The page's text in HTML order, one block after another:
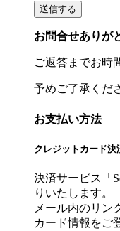
お問合せありが
ご返答までお時
予めご了承くだ
お支払い方法
クレジットカード決
決済サービス「
りいたします。
メール内のリン
カード情報をご